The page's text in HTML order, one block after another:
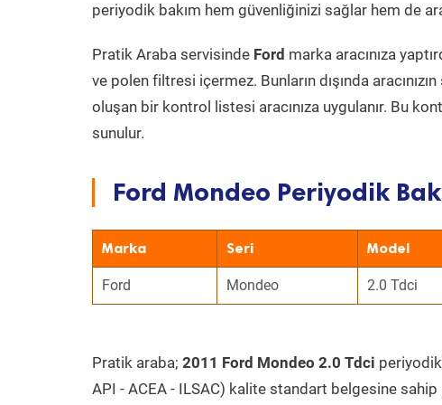
periyodik bakım hem güvenliğinizi sağlar hem de
Pratik Araba servisinde Ford marka aracınıza
ve polen filtresi içermez. Bunların dışında
oluşan bir kontrol listesi aracınıza uygulanır. Bu
sunulur.
Ford Mondeo Periyodik
Marka Seri Model
Ford Mondeo 2.0 Tdci
Pratik araba; 2011 Ford Mondeo 2.0 Tdci
API - ACEA - ILSAC) kalite standart belgesine